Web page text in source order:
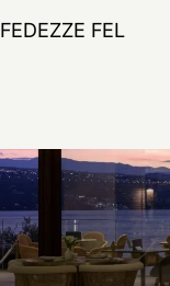
FEDEZZE FEL